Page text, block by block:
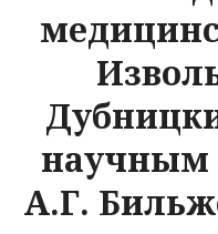
научным
А.Г.